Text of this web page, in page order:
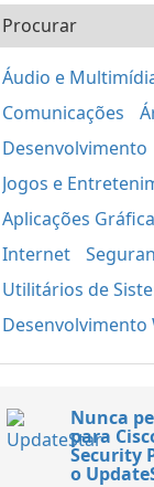
Procurar
Áudio e
Comunicações
Desenvolvimento
Jogos e
Aplicações
Internet
Utilitários de
Desenvolvimento
Nunca
para
Security
o